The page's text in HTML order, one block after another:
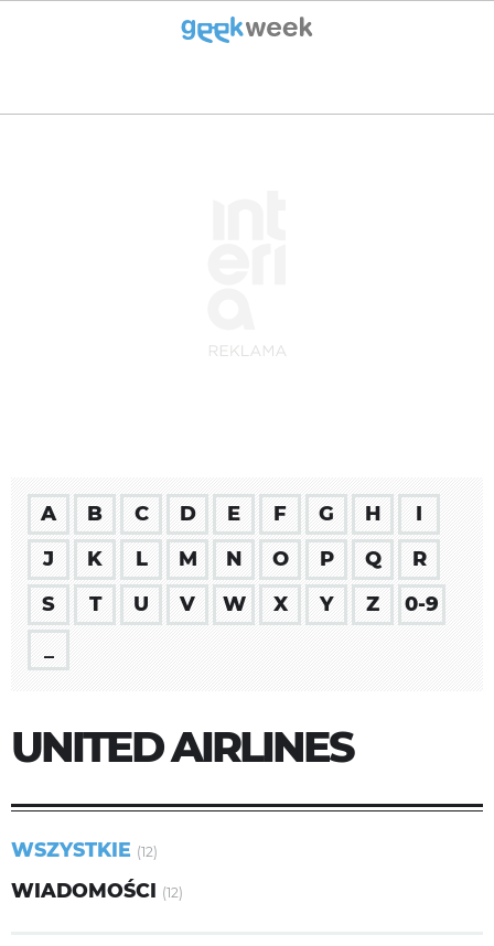
A B C D E F G H
I
J
K L M N O P Q
R
S
T U V W X Y Z
0-9
UNITED AIRLINES
WSZYSTKIE (12)
WIADOMOŚCI (12)